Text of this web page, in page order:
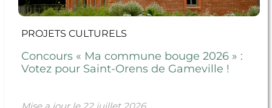
PROJETS CULTURELS
Concours « Ma commune bouge 2026 » :
Votez pour Saint-Orens de Gameville !